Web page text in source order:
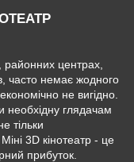
районних центрах,
часто немає жодного
не вигідно.
необхідну глядачам
тільки
3D кінотеатр - це
прибуток.